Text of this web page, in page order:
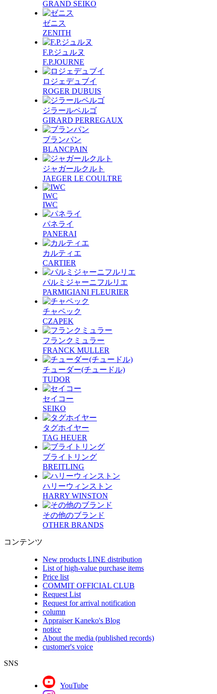
GRAND SEIKO
ゼニス
ZENITH
F.P.ジュルヌ
F.P.JOURNE
ロジェデュブイ
ROGER DUBUIS
ジラールペルゴ
GIRARD PERREGAUX
ブランパン
BLANCPAIN
ジャガールクルト
JAEGER LE COULTRE
IWC
IWC
パネライ
PANERAI
カルティエ
CARTIER
パルミジャーニフルリエ
PARMIGIANI FLEURIER
チャペック
CZAPEK
フランクミュラー
FRANCK MULLER
チューダー(チュードル)
TUDOR
セイコー
SEIKO
タグホイヤー
TAG HEUER
ブライトリング
BREITLING
ハリーウィンストン
HARRY WINSTON
その他のブランド
OTHER BRANDS
コンテンツ
New products LINE distribution
List of high-value purchase items
Price list
COMMIT OFFICIAL CLUB
Request List
Request for arrival notification
column
Appraiser Kaneko's Blog
notice
About the media (published records)
customer's voice
SNS
YouTube